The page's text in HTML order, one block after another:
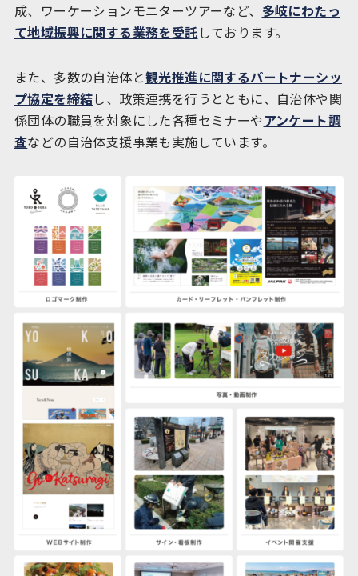
成、ワーケーションモニターツアーなど、 多岐にわたっ
て地域振興に関する業務を受託 しております。
また、多数の自治体と観光推進に関するパートナーシッ
プ協定を締結し、政策連携を行うとともに、自治体や関
係団体の職員を対象にした各種セミナーや アンケート調
査などの自治体支援事業も実施しています。